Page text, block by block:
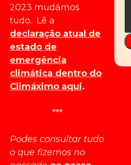
2023 mudámos
tudo. Lê a
declaração atual de
estado de
emergência
climática dentro do
Climáximo aqui.
***
Podes consultar tudo
o que fizemos no